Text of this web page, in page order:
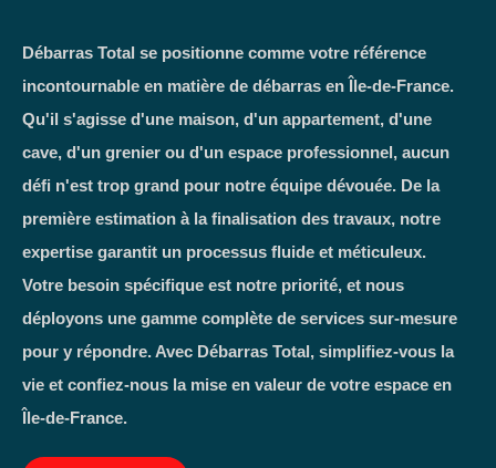
Débarras Total se positionne comme votre référence
incontournable en matière de débarras en Île-de-France.
Qu'il s'agisse d'une maison, d'un appartement, d'une
cave, d'un grenier ou d'un espace professionnel, aucun
défi n'est trop grand pour notre équipe dévouée. De la
première estimation à la finalisation des travaux, notre
expertise garantit un processus fluide et méticuleux.
Votre besoin spécifique est notre priorité, et nous
déployons une gamme complète de services sur-mesure
pour y répondre. Avec Débarras Total, simplifiez-vous la
vie et confiez-nous la mise en valeur de votre espace en
Île-de-France.